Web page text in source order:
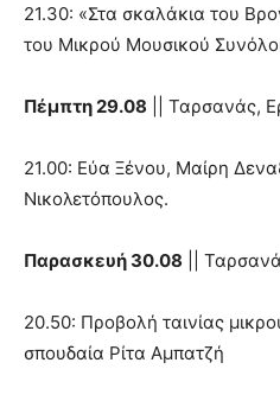
21.30: «Στα σκαλάκια του
του Μικρού Μουσικού
Πέμπτη 29.08 || Ταρσανάς,
21.00: Εύα Ξένου, Μαίρη
Νικολετόπουλος.
Παρασκευή 30.08 ||
20.50: Προβολή ταινίας
σπουδαία Ρίτα Αμπατζή